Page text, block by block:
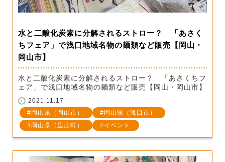
水と二酸化炭素に分解されるストロー？ 「あさく
ちフェア」で浅口地域名物の麺類など販売【岡山・
岡山市】
水と二酸化炭素に分解されるストロー？ 「あさくちフ
ェア」で浅口地域名物の麺類など販売【岡山・岡山市】
2021.11.17
岡山県（岡山市）
岡山県（浅口市）
岡山県（里庄町）
イベント